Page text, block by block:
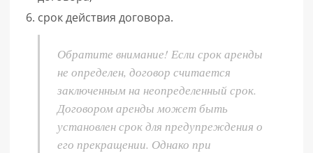
срок действия договора.
Обратите внимание! Если срок аренды
не определен, договор считается
заключенным на неопределенный срок.
Договором аренды может быть
установлен срок для предупреждения о
его прекращении. Однако при